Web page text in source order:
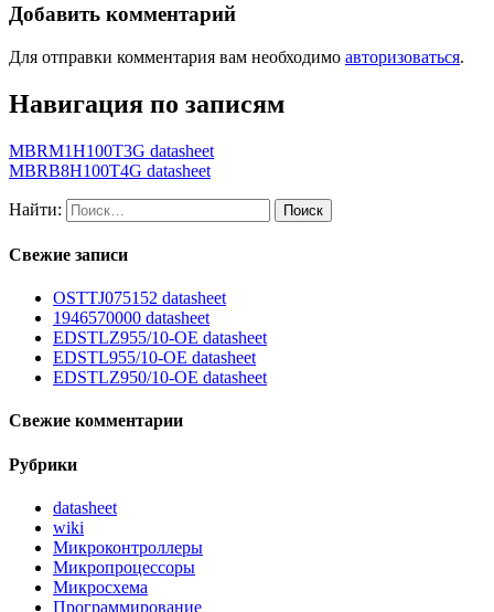
Добавить комментарий
Для отправки комментария вам необходимо авторизоваться.
Навигация по записям
MBRM1H100T3G datasheet
MBRB8H100T4G datasheet
Найти:
Свежие записи
OSTTJ075152 datasheet
1946570000 datasheet
EDSTLZ955/10-OE datasheet
EDSTL955/10-OE datasheet
EDSTLZ950/10-OE datasheet
Свежие комментарии
Рубрики
datasheet
wiki
Микроконтроллеры
Микропроцессоры
Микросхема
Программирование